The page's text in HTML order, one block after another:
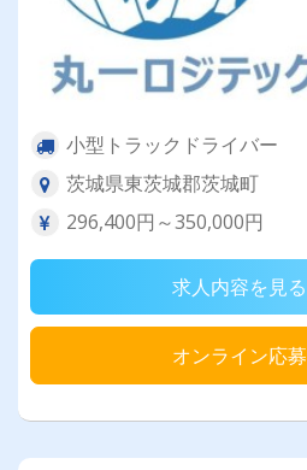
小型トラックドライバー
茨城県東茨城郡茨城町
296,400円～350,000円
求人内容を見る
オンライン応募